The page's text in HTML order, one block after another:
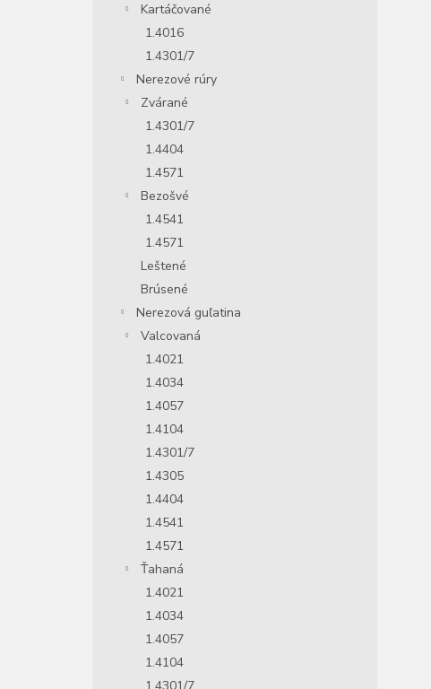
Kartáčované
1.4016
1.4301/7
Nerezové rúry
Zvárané
1.4301/7
1.4404
1.4571
Bezošvé
1.4541
1.4571
Leštené
Brúsené
Nerezová guľatina
Valcovaná
1.4021
1.4034
1.4057
1.4104
1.4301/7
1.4305
1.4404
1.4541
1.4571
Ťahaná
1.4021
1.4034
1.4057
1.4104